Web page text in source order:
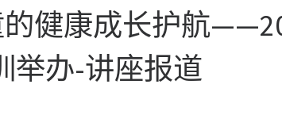
健康成长护航
举办-讲座报道